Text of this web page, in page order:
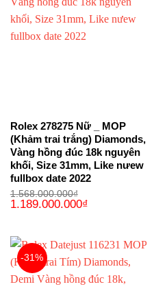
Rolex 278275 Nữ _ MOP
(Khảm trai trắng) Diamonds,
Vàng hồng đúc 18k nguyên
khối, Size 31mm, Like nưew
fullbox date 2022
1.568.000.000₫
Giá
gốc
1.189.000.000₫Giá
-31%